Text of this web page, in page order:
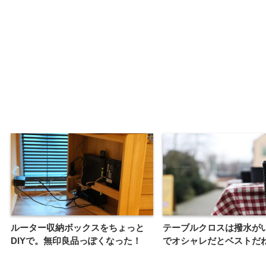
ルーター収納ボックスをちょっと
DIYで。無印良品っぽくなった！
テーブルクロスは撥水が
でオシャレだとベストだ